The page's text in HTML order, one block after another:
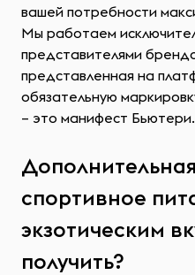
вашей потребности
Мы работаем
представителями
представленная на
обязательную
– это манифест Бьютери.
спортивное
экзотическим
получить?